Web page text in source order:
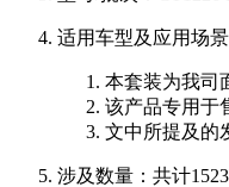
适用车型及应用场景
本套装为我司
该产品专用于
文中所提及的
涉及数量：共计